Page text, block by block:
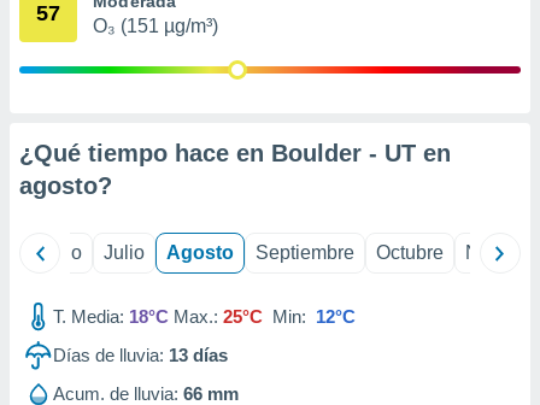
publicidad
publicidad
1199
57
O₃ (151 µg/m³)
¿Qué tiempo hace en Boulder - UT en
agosto?
Junio Julio Agosto Septiembre Octubre
T. Media: 18°C Max.: 25°C Min: 12°C
Días de lluvia: 13 días
Acum. de lluvia: 66 mm